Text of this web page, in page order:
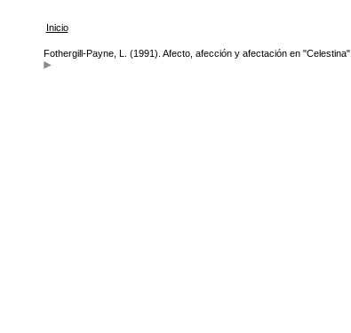
Inicio
Fothergill-Payne, L. (1991). Afecto, afección y afectación en "Celestina".